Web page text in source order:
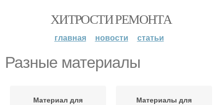
ХИТРОСТИ РЕМОНТА
главная новости статьи
Разные материалы
Материал для
Материалы для